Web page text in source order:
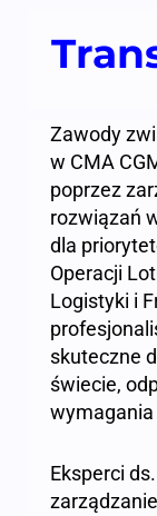
Zawody
w CMA
poprzez
rozwiązań
dla
Operacji
Logistyki i
skuteczne
świecie,
Eksperci